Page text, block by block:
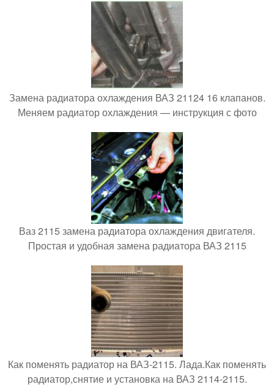
Замена радиатора охлаждения ВАЗ 21124 16 клапанов.
Меняем радиатор охлаждения — инструкция с фото
Ваз 2115 замена радиатора охлаждения двигателя.
Простая и удобная замена радиатора ВАЗ 2115
Как поменять радиатор на ВАЗ-2115. Лада.Как поменять
радиатор,снятие и установка на ВАЗ 2114-2115.